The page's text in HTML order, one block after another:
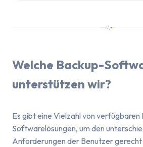
Welche Backup-
unterstützen wir?
Es gibt eine Vielzahl von verfügbaren
Softwarelösungen, um den
Anforderungen der Benutzer